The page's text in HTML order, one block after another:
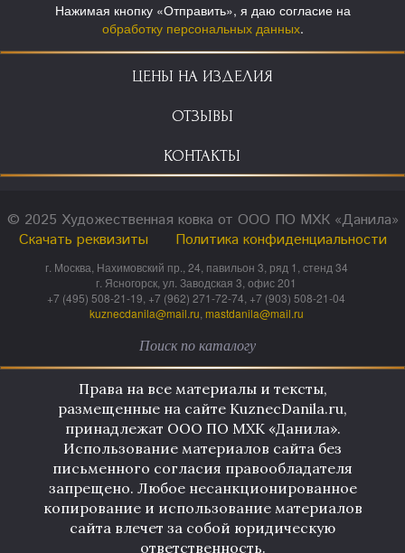
Нажимая кнопку «Отправить», я даю согласие на
обработку персональных данных.
ЦЕНЫ НА ИЗДЕЛИЯ
ОТЗЫВЫ
КОНТАКТЫ
© 2025 Художественная ковка от ООО ПО МХК «Данила»
Скачать реквизиты
Политика конфиденциальности
г. Москва, Нахимовский пр., 24, павильон 3, ряд 1, стенд 34
г. Ясногорск, ул. Заводская 3, офис 201
+7 (495) 508-21-19, +7 (962) 271-72-74, +7 (903) 508-21-04
kuznecdanila@mail.ru mastdanila@mail.ru
Права на все материалы и тексты,
размещенные на сайте KuznecDanila.ru,
принадлежат ООО ПО МХК «Данила».
Использование материалов сайта без
письменного согласия правообладателя
запрещено. Любое несанкционированное
копирование и использование материалов
сайта влечет за собой юридическую
ответственность.